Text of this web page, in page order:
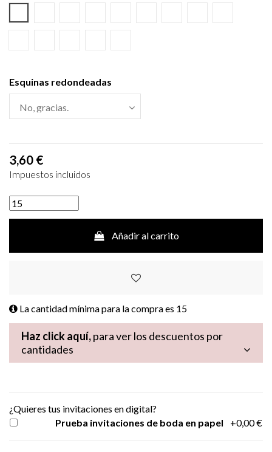
Esquinas redondeadas
3,60 €
Impuestos incluidos
Añadir al carrito
La cantidad mínima para la compra es 15
Haz click aquí,para ver los descuentos por
cantidades
¿Quieres tus invitaciones en digital?
Prueba invitaciones de boda en papel
+0,00 €